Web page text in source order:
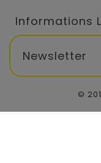
Informations
Newsletter
©